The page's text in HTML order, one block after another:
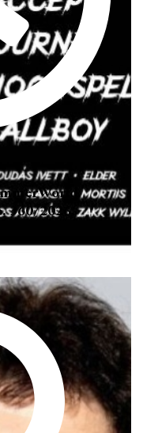
360/2026.